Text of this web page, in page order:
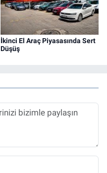
İkinci El Araç Piyasasında Sert
Düşüş